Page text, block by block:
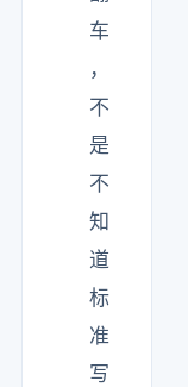
车
，
不
是
不
知
道
标
准
写